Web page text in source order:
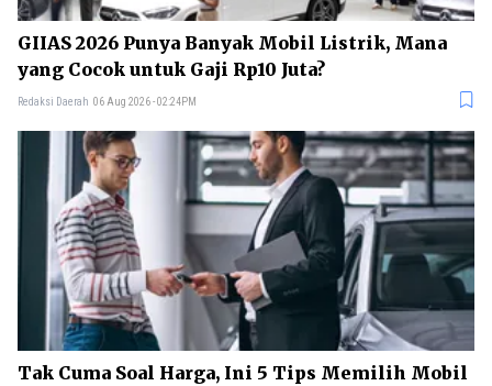
GIIAS 2026 Punya Banyak Mobil Listrik, Mana
yang Cocok untuk Gaji Rp10 Juta?
Redaksi Daerah 06 Aug 2026 - 02:24PM
Tak Cuma Soal Harga, Ini 5 Tips Memilih Mobil